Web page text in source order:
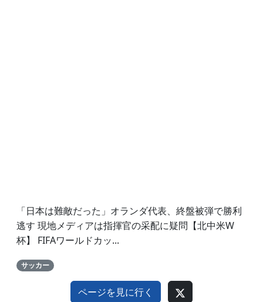
「日本は難敵だった」オランダ代表、終盤被弾で勝利
逃す 現地メディアは指揮官の采配に疑問【北中米W
杯】 FIFAワールドカッ...
サッカー
ページを見に行く